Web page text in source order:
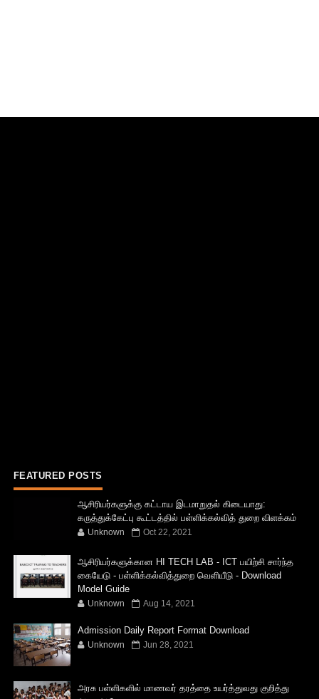
FEATURED POSTS
ஆசிரியர்களுக்கு கட்டாய இடமாறுதல் கிடையாது:
கருத்துக்கேட்பு கூட்டத்தில் பள்ளிக்கல்வித் துறை விளக்கம்
Unknown Oct 22, 2021
ஆசிரியர்களுக்கான HI TECH LAB - ICT பயிற்சி சார்ந்த
கையேடு - பள்ளிக்கல்வித்துறை வெளியீடு - Download
Model Guide
Unknown Aug 14, 2021
Admission Daily Report Format Download
Unknown Jun 28, 2021
அரசு பள்ளிகளில் மாணவர் தரத்தை உயர்த்துவது குறித்து